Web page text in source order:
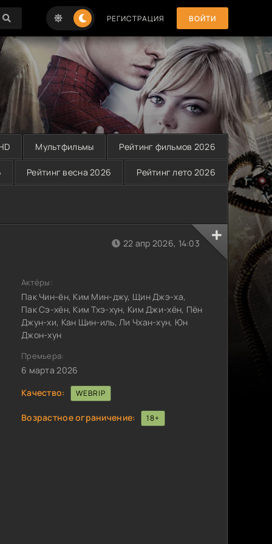
РЕГИСТРАЦИЯ ВОЙТИ
Мультфильмы Рейтинг фильмов 2026
Рейтинг весна 2026 Рейтинг лето 2026
22 апр 2026, 14:03
Актёры:
Пак Чин-ён, Ким Мин-джу, Щин Джэ-ха,
Пак Сэ-хён, Ким Тхэ-хун, Ким Джи-хён, Пён
Джун-хи, Кан Щин-иль, Ли Чхан-хун, Юн
Джон-хун
Премьера:
6 марта 2026
Качество:
WEBRIP
Возрастное ограничение: 18+